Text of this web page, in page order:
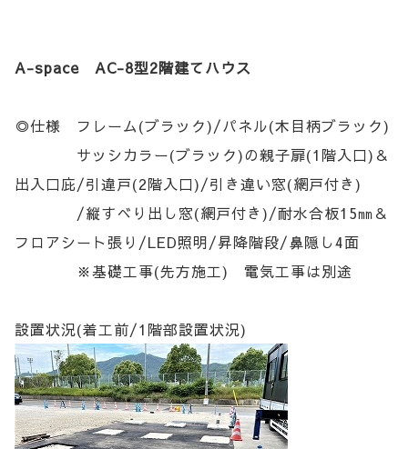
A-space AC-8型2階建てハウス
◎仕様 フレーム(ブラック)/パネル(木目柄ブラック)
サッシカラー(ブラック)の親子扉(1階入口)＆
出入口庇/引違戸(2階入口)/引き違い窓(網戸付き)
/縦すべり出し窓(網戸付き)/耐水合板15㎜＆
フロアシート張り/LED照明/昇降階段/鼻隠し4面
※基礎工事(先方施工) 電気工事は別途
設置状況(着工前/1階部設置状況)